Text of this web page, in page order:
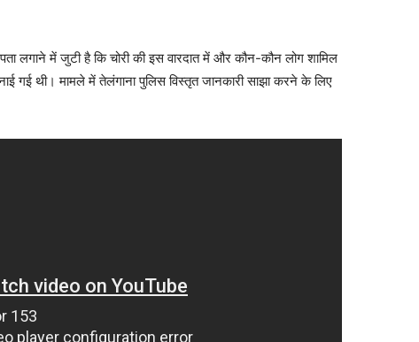
लगाने में जुटी है कि चोरी की इस वारदात में और कौन-कौन लोग शामिल
गई थी। मामले में तेलंगाना पुलिस विस्तृत जानकारी साझा करने के लिए